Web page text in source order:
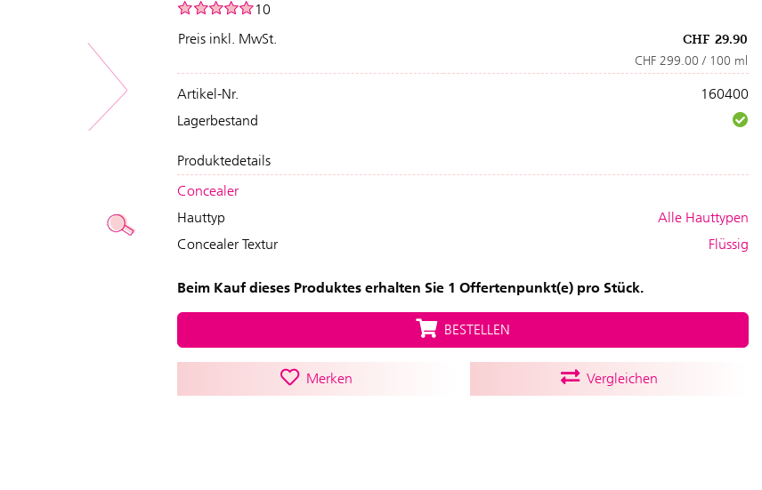
Next
10
Preis inkl. MwSt.
CHF 29.90
CHF 299.00 / 100 ml
Artikel-Nr.
160400
Lagerbestand
Produktedetails
Concealer
Hauttyp
Alle Hauttypen
Concealer Textur
Flüssig
Beim Kauf dieses Produktes erhalten Sie 1 Offertenpunkt(e) pro Stück.
BESTELLEN
Merken Vergleichen